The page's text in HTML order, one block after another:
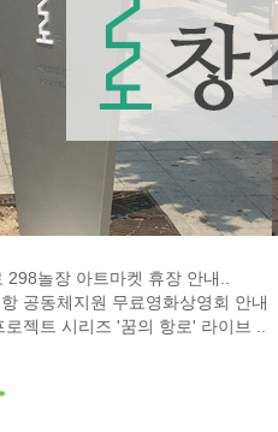
놀장 아트마켓 휴장 안내..
공동체지원 무료영화상영회 안내
젝트 시리즈 '꿈의 항로' 라이브 ..